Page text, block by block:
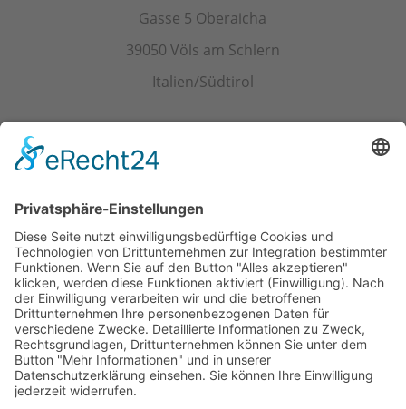
Gasse 5 Oberaicha
39050 Völs am Schlern
Italien/Südtirol
Tel.+ Fax:
Mobil+39 340 374 3624
E-Mailinfo@wieserhof.it
MwSt.-Nr. 01420690214